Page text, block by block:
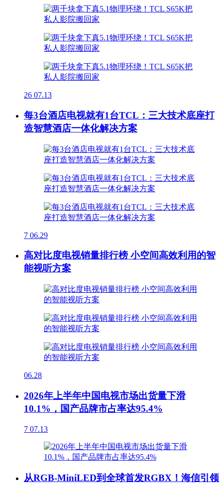
26 07.13
每3台酒店电视就有1台TCL：三大技术底座打
造智慧酒店一体化解决方案
7 06.29
高对比度电视销量排行榜 小空间高效利用的智
能视听方案
06.28
2026年上半年中国电视市场出货量下滑
10.1%，国产品牌市占率达95.4%
7 07.13
从RGB-MiniLED到全球首发RGBX！海信引领